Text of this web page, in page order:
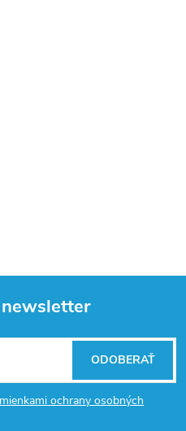
ochrany osobných
ODOBERAŤ